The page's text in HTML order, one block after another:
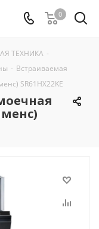
0
ТЕХНИКА -
- Встраиваемая
SR61HX22KE